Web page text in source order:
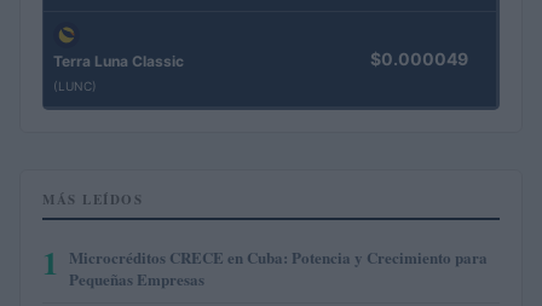
Terra Luna Classic
(LUNC)
$0.000049
MÁS LEÍDOS
1
Microcréditos CRECE en Cuba: Potencia y Crecimiento para
Pequeñas Empresas